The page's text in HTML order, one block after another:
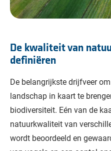
De kwaliteit van
definiëren
De belangrijkste drijfveer
landschap in kaart te
biodiversiteit. Eén van de
natuurkwaliteit van
wordt beoordeeld en